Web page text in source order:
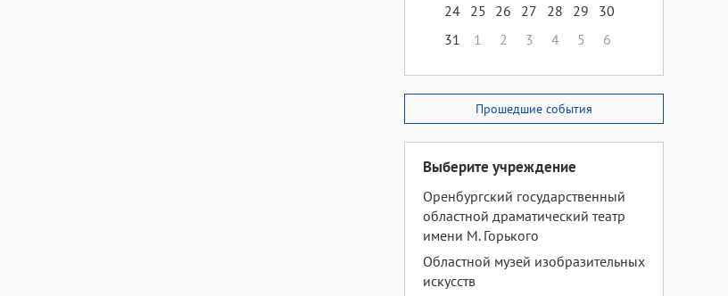
24 25 26 27 28 29
30
31
1 2 3 4 5 6
Прошедшие события
Выберите учреждение
Оренбургский государственный
областной драматический театр
имени М. Горького
Областной музей изобразительных
искусств